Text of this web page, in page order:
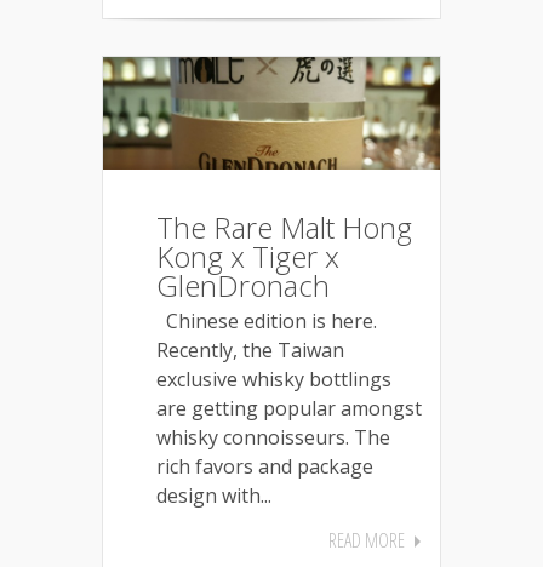
The Rare Malt Hong
Kong x Tiger x
GlenDronach
Chinese edition is here.
Recently, the Taiwan
exclusive whisky bottlings
are getting popular amongst
whisky connoisseurs. The
rich favors and package
design with...
READ MORE